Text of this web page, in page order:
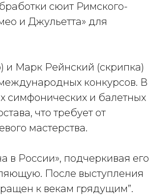
сюит Римского-
и Джульетта» для
и Марк Рейнский (скрипка)
конкурсов. В
симфонических и балетных
что требует от
мастерства.
в России», подчеркивая его
После выступления
к векам грядущим”.